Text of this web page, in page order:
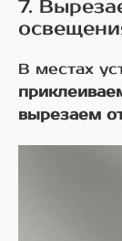
7.
В местах
вырезаем